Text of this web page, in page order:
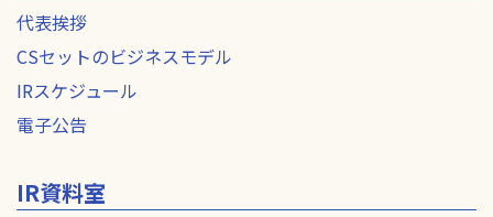
代表挨拶
CSセットのビジネスモデル
IRスケジュール
電子公告
IR資料室